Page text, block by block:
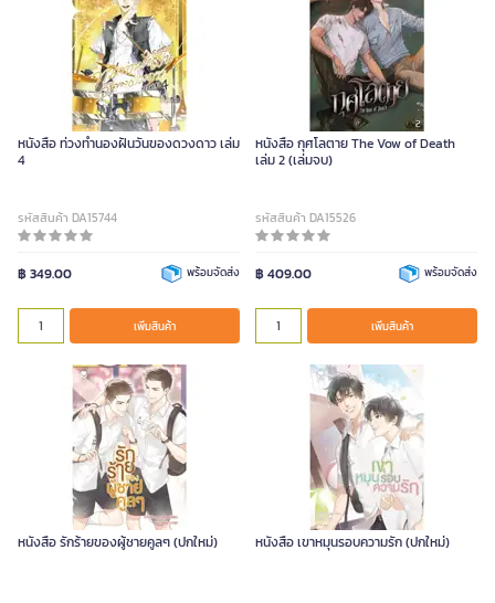
หนังสือ ท่วงทํานองฝันวันของดวงดาว เล่ม
4
รหัสสินค้า DA15744
฿ 349.00 พร้อมจัดส่ง
เพิ่มสินค้า
หนังสือ กุศโลตาย The Vow of Death
เล่ม 2 (เล่มจบ)
รหัสสินค้า DA15526
฿ 409.00 พร้อมจัดส่ง
เพิ่มสินค้า
หนังสือ รักร้ายของผู้ชายคูลๆ (ปกใหม่) หนังสือ เขาหมุนรอบความรัก (ปกใหม่)